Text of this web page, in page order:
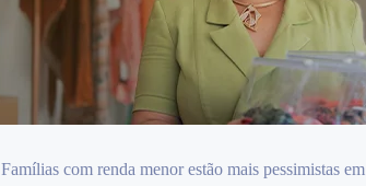
Famílias com renda menor estão mais pessimistas em